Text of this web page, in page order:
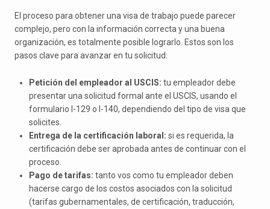
El proceso para obtener una visa de trabajo puede parecer
complejo, pero con la información correcta y una buena
organización, es totalmente posible lograrlo. Estos son los
pasos clave para avanzar en tu solicitud:
Petición del empleador al USCIS: tu empleador debe
presentar una solicitud formal ante el USCIS, usando el
formulario I-129 o I-140, dependiendo del tipo de visa que
solicites.
Entrega de la certificación laboral: si es requerida, la
certificación debe ser aprobada antes de continuar con el
proceso.
Pago de tarifas: tanto vos como tu empleador deben
hacerse cargo de los costos asociados con la solicitud
(tarifas gubernamentales, de certificación, traducción,